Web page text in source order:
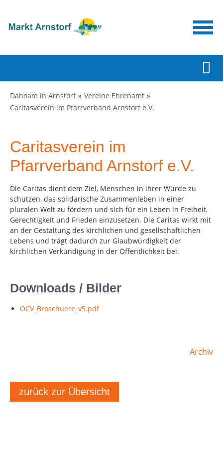
Dahoam in Arnstorf
Vereine Ehrenamt
Caritasverein im Pfarrverband Arnstorf e.V.
Caritasverein im
Pfarrverband Arnstorf e.V.
Die Caritas dient dem Ziel, Menschen in ihrer Würde zu
schützen, das solidarische Zusammenleben in einer
pluralen Welt zu fördern und sich für ein Leben in Freiheit,
Gerechtigkeit und Frieden einzusetzen. Die Caritas wirkt mit
an der Gestaltung des kirchlichen und gesellschaftlichen
Lebens und trägt dadurch zur Glaubwürdigkeit der
kirchlichen Verkündigung in der Öffentlichkeit bei.
Downloads / Bilder
OCV_Broschuere_v5.pdf
Archiv
zurück zur Übersicht